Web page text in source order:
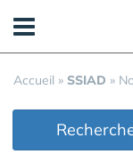
Accueil » SSIAD »